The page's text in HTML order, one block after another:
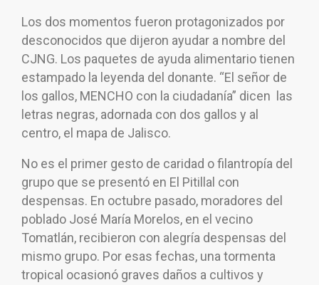
Los dos momentos fueron protagonizados por
desconocidos que dijeron ayudar a nombre del
CJNG. Los paquetes de ayuda alimentario tienen
estampado la leyenda del donante. “El señor de
los gallos, MENCHO con la ciudadanía” dicen las
letras negras, adornada con dos gallos y al
centro, el mapa de Jalisco.
No es el primer gesto de caridad o filantropía del
grupo que se presentó en El Pitillal con
despensas. En octubre pasado, moradores del
poblado José María Morelos, en el vecino
Tomatlán, recibieron con alegría despensas del
mismo grupo. Por esas fechas, una tormenta
tropical ocasionó graves daños a cultivos y